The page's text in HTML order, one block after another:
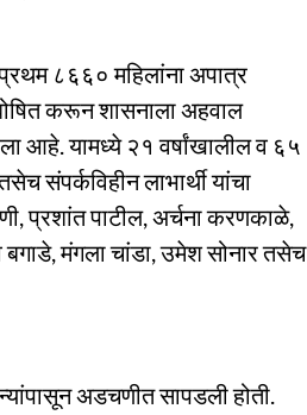
प्रथम ८६६० महिलांना अपात्र
करून शासनाला अहवाल
आहे. यामध्ये २१ वर्षांखालील व ६५
संपर्कविहीन लाभार्थी यांचा
प्रशांत पाटील, अर्चना करणकाळे,
बगाडे, मंगला चांडा, उमेश सोनार तसेच
अडचणीत सापडली होती.